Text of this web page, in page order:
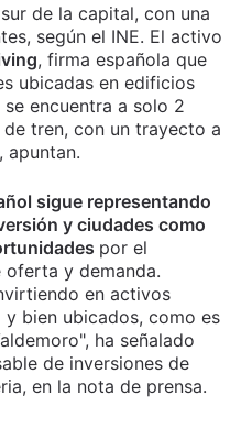
de la capital, con una
según el INE. El activo
, firma española que
ubicadas en edificios
encuentra a solo 2
tren, con un trayecto a
apuntan.
sigue representando
y ciudades como
por el
y demanda.
en activos
bien ubicados, como es
ha señalado
de inversiones de
en la nota de prensa.